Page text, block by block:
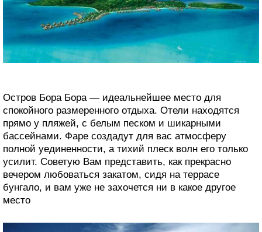
Остров Бора Бора — идеальнейшее место для
спокойного размеренного отдыха. Отели находятся
прямо у пляжей, с белым песком и шикарными
бассейнами. Фаре создадут для вас атмосферу
полной уединенности, а тихий плеск волн его только
усилит. Советую Вам представить, как прекрасно
вечером любоваться закатом, сидя на террасе
бунгало, и вам уже не захочется ни в какое другое
место